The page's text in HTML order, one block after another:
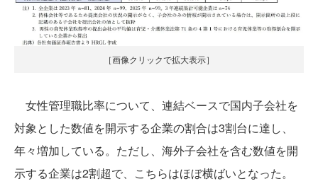
［画像クリックで拡大表示］
女性管理職比率について、連結ベースで国内子会社を
対象とした数値を開示する企業の割合は3割台に達し、
年々増加している。ただし、海外子会社を含む数値を開
示する企業は2割超で、こちらはほぼ横ばいとなった。